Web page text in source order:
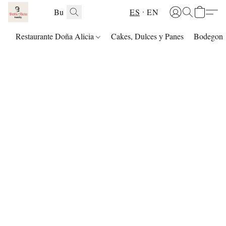
ES EN
Restaurante Doña Alicia Cakes, Dulces y Panes Bodegon